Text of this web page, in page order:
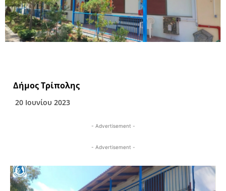
Δήμος Τρίπολης
20 Ιουνίου 2023
- Advertisement -
- Advertisement -